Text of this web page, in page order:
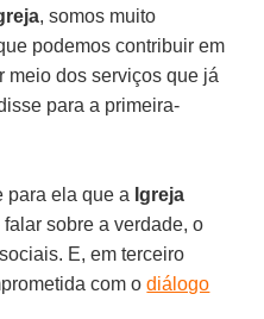
, somos muito
podemos contribuir em
meio dos serviços que já
para a primeira-
para ela que a Igreja
sobre a verdade, o
E, em terceiro
com odiálogo